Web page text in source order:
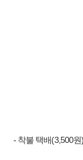
- 착불 택배(3,500